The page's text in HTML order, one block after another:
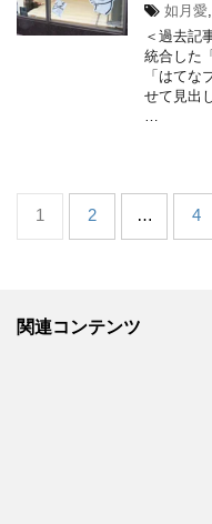
如月愛
＜過去記
統合した
「はて
せて見出
1 2 … 4
関連コンテンツ